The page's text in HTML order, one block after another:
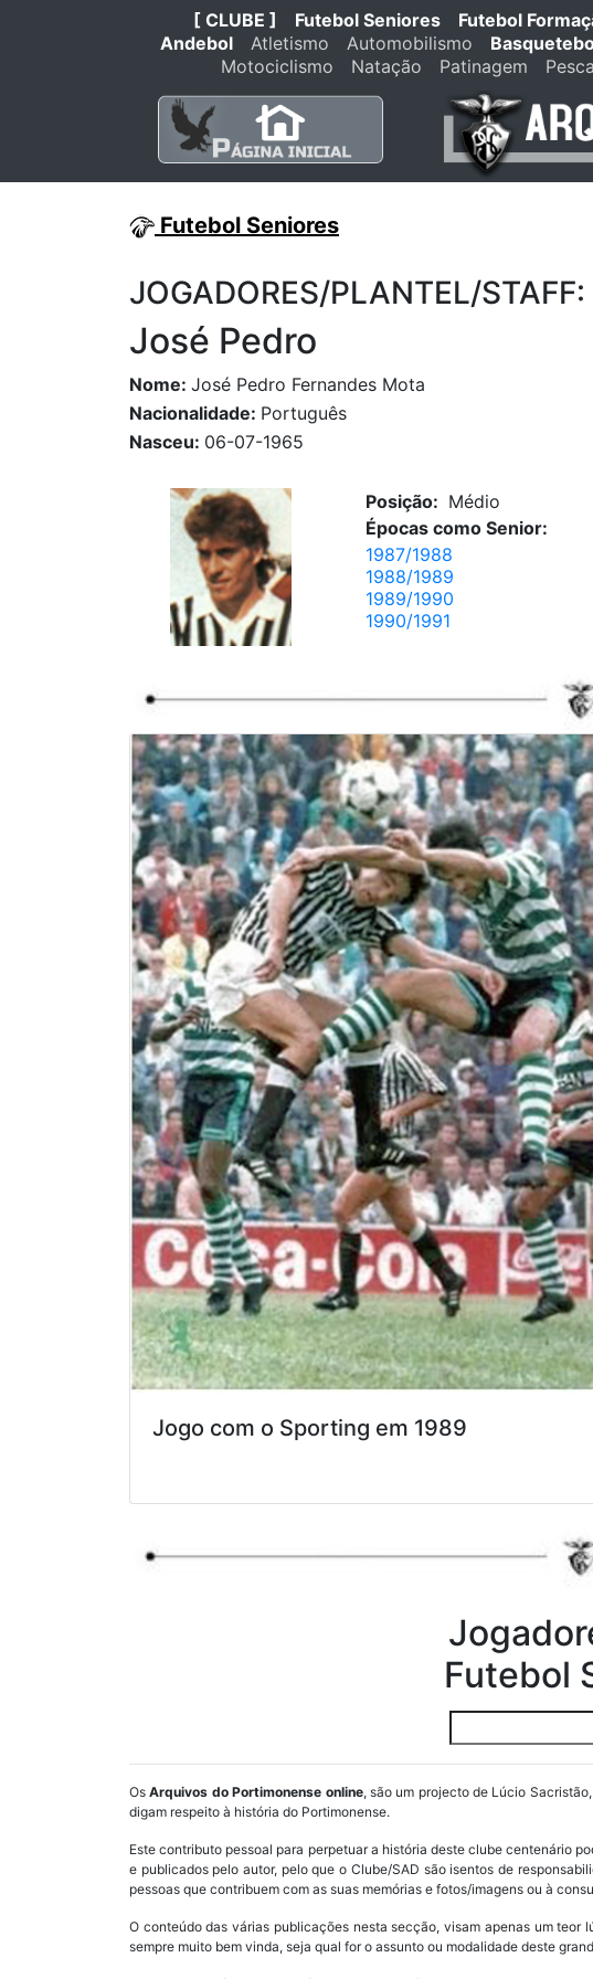
[ CLUBE ] Futebol Seniores Futebol
Andebol
Atletismo Automobilismo
Motociclismo
Natação Patinagem
Futebol Seniores
JOGADORES/PLANTEL/
José Pedro
Nome: José Pedro Fernandes Mota
Nacionalidade: Português
Nasceu: 06-07-1965
Posição: Médio
Épocas como Senior:
1987/1988
1988/1989
1989/1990
1990/1991
Jogo com o Sporting em 1989
Futebol
OsArquivos do Portimonense online, são um projecto de Lúcio
digam respeito à história do Portimonense.
Este contributo pessoal para perpetuar a história deste clube centenário
e publicados pelo autor, pelo que o Clube/SAD são isentos de
pessoas que contribuem com as suas memórias e fotos/imagens ou à
O conteúdo das várias publicações nesta secção, visam apenas um
sempre muito bem vinda, seja qual for o assunto ou modalidade deste